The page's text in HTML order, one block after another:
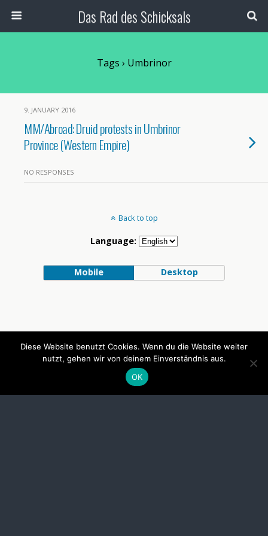
Das Rad des Schicksals
Tags › Umbrinor
9. JANUARY 2016
MM/Abroad: Druid protests in Umbrinor
Province (Western Empire)
NO RESPONSES
Back to top
Language:
Mobile Desktop
Diese Website benutzt Cookies. Wenn du die Website weiter
nutzt, gehen wir von deinem Einverständnis aus.
OK